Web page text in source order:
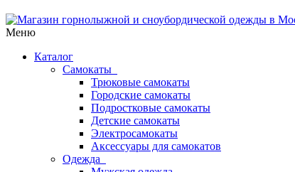
Меню
Каталог
Самокаты
Трюковые самокаты
Городские самокаты
Подростковые самокаты
Детские самокаты
Электросамокаты
Аксессуары для самокатов
Одежда